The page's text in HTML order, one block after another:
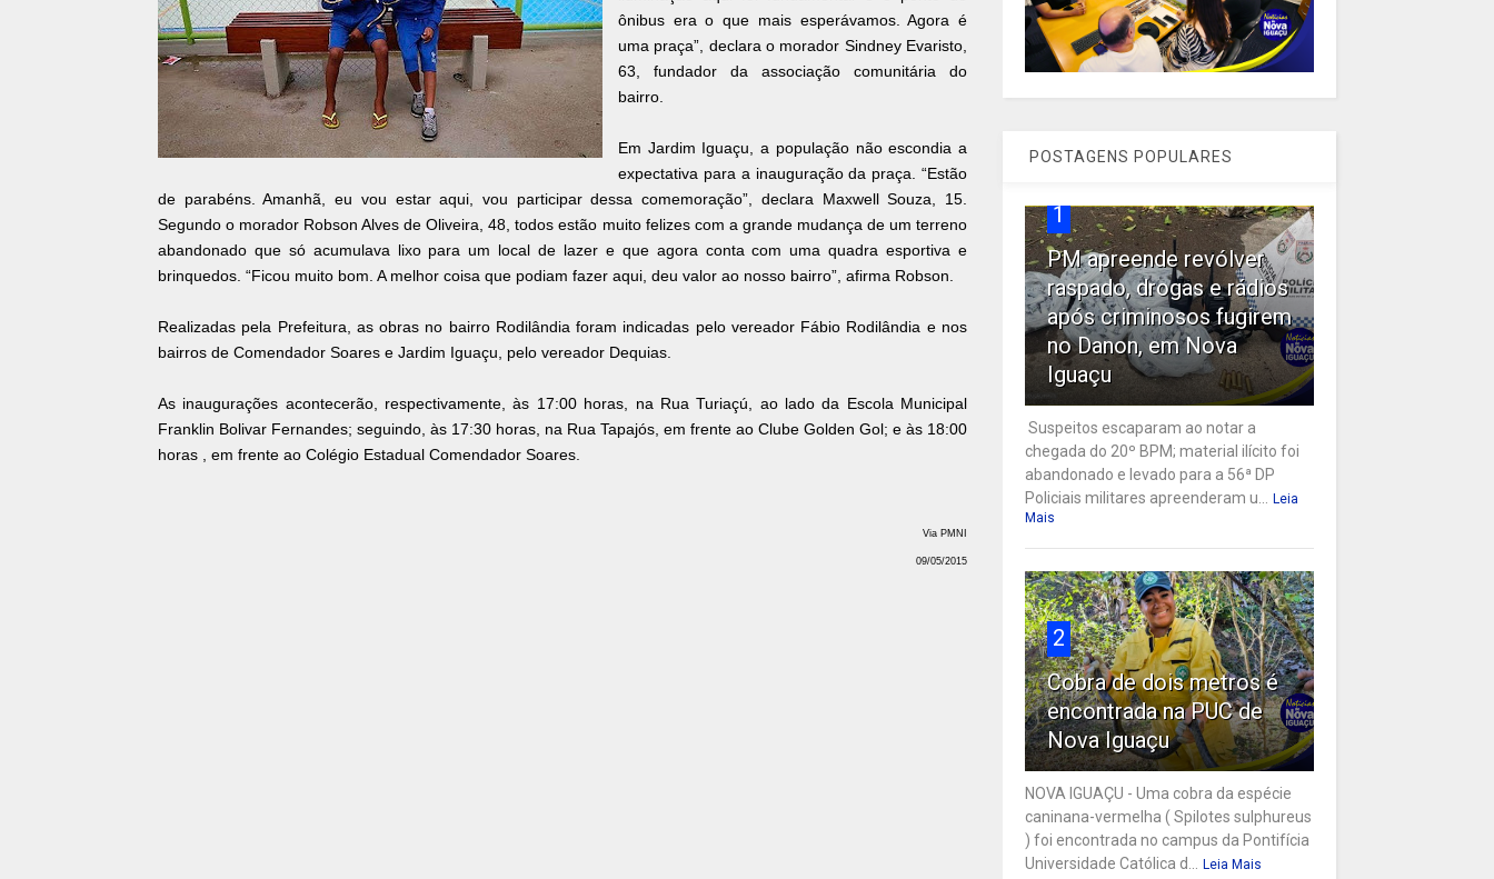
ônibus era o que mais esperávamos. Agora é
uma praça”, declara o morador Sindney Evaristo,
63, fundador da associação comunitária do
bairro.
Em Jardim Iguaçu, a população não escondia a
expectativa para a inauguração da praça. “Estão
de parabéns. Amanhã, eu vou estar aqui, vou participar dessa comemoração”, declara Maxwell Souza, 15.
Segundo o morador Robson Alves de Oliveira, 48, todos estão muito felizes com a grande mudança de um terreno
abandonado que só acumulava lixo para um local de lazer e que agora conta com uma quadra esportiva e
brinquedos. “Ficou muito bom. A melhor coisa que podiam fazer aqui, deu valor ao nosso bairro”, afirma Robson.
Realizadas pela Prefeitura, as obras no bairro Rodilândia foram indicadas pelo vereador Fábio Rodilândia e nos
bairros de Comendador Soares e Jardim Iguaçu, pelo vereador Dequias.
As inaugurações acontecerão, respectivamente, às 17:00 horas, na Rua Turiaçú, ao lado da Escola Municipal
Franklin Bolivar Fernandes; seguindo, às 17:30 horas, na Rua Tapajós, em frente ao Clube Golden Gol; e às 18:00
horas , em frente ao Colégio Estadual Comendador Soares.
Via PMNI
09/05/2015
POSTAGENS POPULARES
1
PM apreende revólver
raspado, drogas e rádios
após criminosos fugirem
no Danon, em Nova
Iguaçu
Suspeitos escaparam ao notar a
chegada do 20º BPM; material ilícito foi
abandonado e levado para a 56ª DP
Policiais militares apreenderam u...
Leia
Mais
2
Cobra de dois metros é
encontrada na PUC de
Nova Iguaçu
NOVA IGUAÇU - Uma cobra da espécie
caninana-vermelha ( Spilotes sulphureus
) foi encontrada no campus da Pontifícia
Universidade Católica d...
Leia Mais